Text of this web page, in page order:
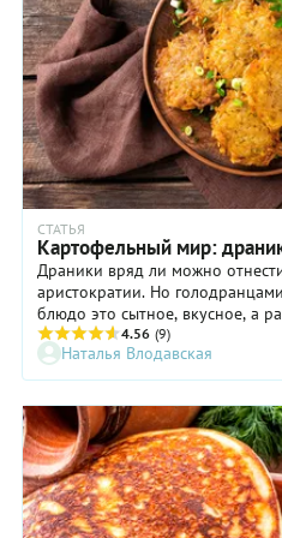
СТАТЬЯ
Картофельный мир:
Драники вряд ли можно
аристократии. Но
блюдо это сытное, вкусное, а
сотни. Добавьте сюда
родственников из ближнего
родню, и получите
семью. Хлебосольную и всеми
4.56 (9)
Наталья Влодавская